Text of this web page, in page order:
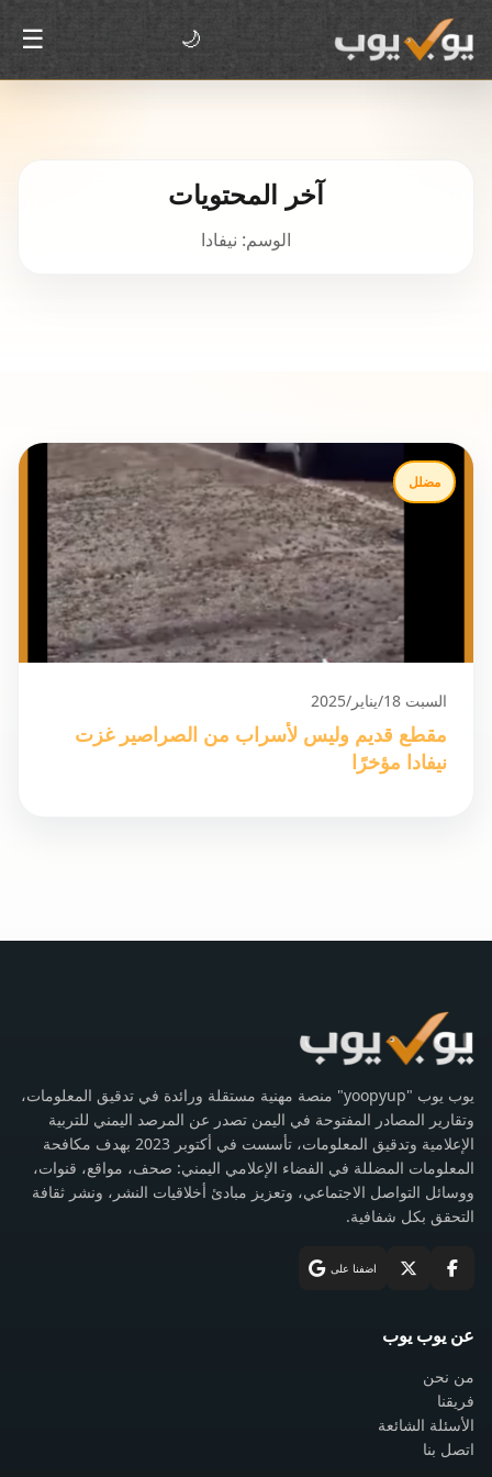
🌙
☰
آخر المحتويات
الوسم: نيفادا
مضلل
السبت 18/يناير/2025
مقطع قديم وليس لأسراب من الصراصير غزت
نيفادا مؤخرًا
يوب يوب "yoopyup" منصة مهنية مستقلة ورائدة في تدقيق المعلومات،
وتقارير المصادر المفتوحة في اليمن تصدر عن المرصد اليمني للتربية
الإعلامية وتدقيق المعلومات، تأسست في أكتوبر 2023 بهدف مكافحة
المعلومات المضللة في الفضاء الإعلامي اليمني: صحف، مواقع، قنوات،
ووسائل التواصل الاجتماعي، وتعزيز مبادئ أخلاقيات النشر، ونشر ثقافة
التحقق بكل شفافية.
اضفنا على
عن يوب يوب
من نحن
فريقنا
الأسئلة الشائعة
اتصل بنا